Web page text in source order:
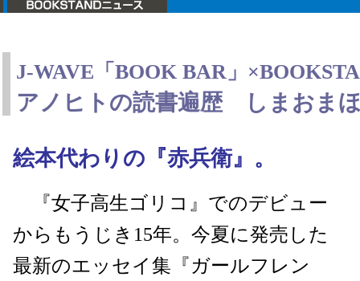
J-WAVE「BOOK BAR」
アノヒトの読書遍歴 しまおま
絵本代わりの『赤兵衛』。
『女子高生ゴリコ』でのデビュー
からもうじき15年。今夏に発売した
最新のエッセイ集『ガールフレン